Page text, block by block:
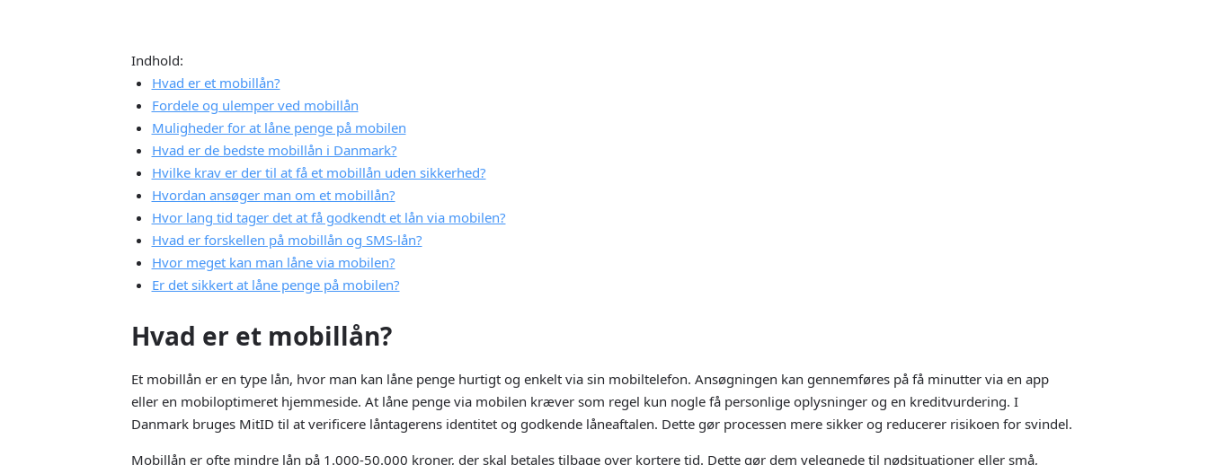
Høj godkendelsesrate på grund af kravet om en kautionist
Kautionisten skal være mindst 30 år gammel
Om Cashper
Cashper er ejet af Novum Bank, Ltd.
78 72 92 57
Indhold:
Hvad er et mobillån?
Fordele og ulemper ved mobillån
Muligheder for at låne penge på mobilen
Hvad er de bedste mobillån i Danmark?
Hvilke krav er der til at få et mobillån uden sikkerhed?
Hvordan ansøger man om et mobillån?
Hvor lang tid tager det at få godkendt et lån via mobilen?
Hvad er forskellen på mobillån og SMS-lån?
Hvor meget kan man låne via mobilen?
Er det sikkert at låne penge på mobilen?
Hvad er et mobillån?
Et mobillån er en type lån, hvor man kan låne penge hurtigt og enkelt via sin mobiltelefon. Ansøgningen kan gennemføres på få minutter via en app
eller en mobiloptimeret hjemmeside. At låne penge via mobilen kræver som regel kun nogle få personlige oplysninger og en kreditvurdering. I
Danmark bruges MitID til at verificere låntagerens identitet og godkende låneaftalen. Dette gør processen mere sikker og reducerer risikoen for svindel.
Mobillån er ofte mindre lån på 1.000-50.000 kroner, der skal betales tilbage over kortere tid. Dette gør dem velegnede til nødsituationer eller små,